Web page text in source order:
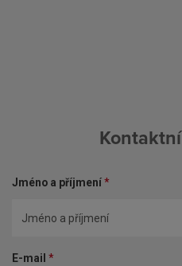
Jméno a příjmení*
E-mail *